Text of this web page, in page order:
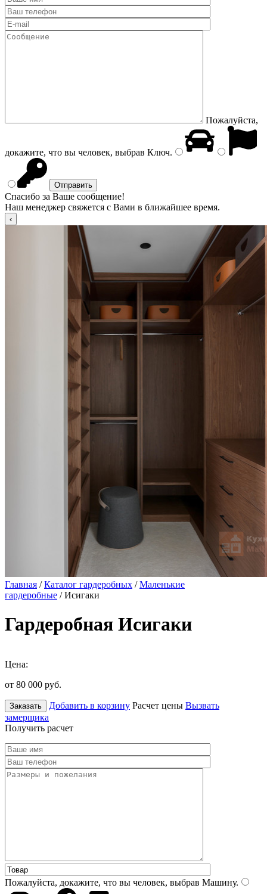
Пожалуйста,
докажите, что вы человек, выбрав Ключ.
Спасибо за Ваше сообщение!
Наш менеджер свяжется с Вами в ближайшее время.
Главная /Каталог гардеробных /Маленькие
гардеробные / Исигаки
Гардеробная Исигаки
Цена:
от 80 000 руб.
Заказать Добавить в корзину Расчет цены Вызвать
замерщика
Получить расчет
Пожалуйста, докажите, что вы человек, выбрав Машину.